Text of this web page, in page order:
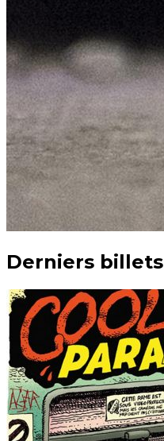
Derniers billets